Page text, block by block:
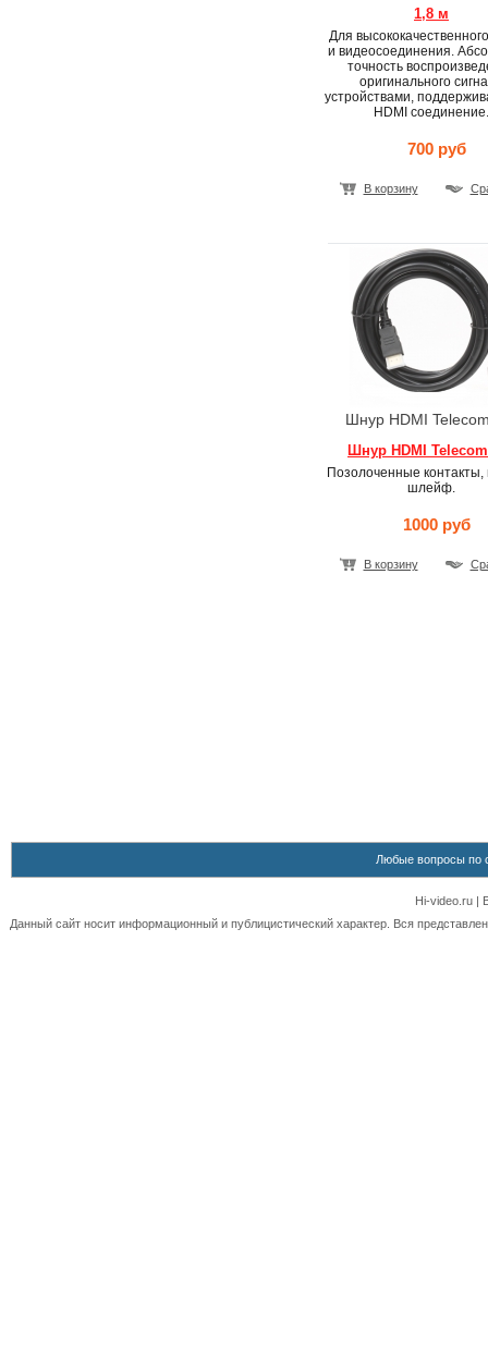
1,8 м
Для
и видеосоединения.
точность
оригинального
устройствами,
HDMI соединение.
700 руб
В корзину
Шнур HDMI
Шнур HDMI
Позолоченные контакты,
шлейф.
1000 руб
В корзину
Любые вопросы по
Hi-video.ru |
Данный сайт носит информационный и публицистический характер. Вся